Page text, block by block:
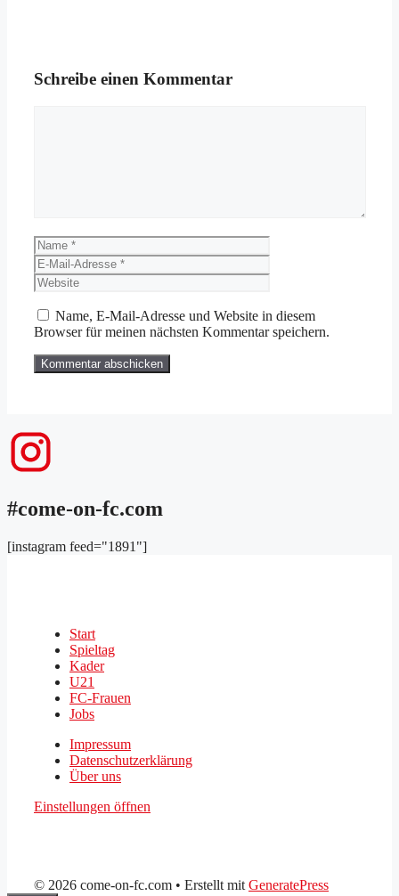
Schreibe einen Kommentar
Name
Mail-
Adresse
Name, E-Mail-Adresse und Website in diesem
Browser für meinen nächsten Kommentar speichern.
#come-on-fc.com
[instagram feed="1891"]
Start
Spieltag
Kader
U21
FC-Frauen
Jobs
Impressum
Datenschutzerklärung
Über uns
Einstellungen öffnen
© 2026 come-on-fc.com • Erstellt mit GeneratePress